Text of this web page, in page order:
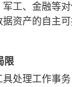
工、金融等
资产的自主
限
处理工作事